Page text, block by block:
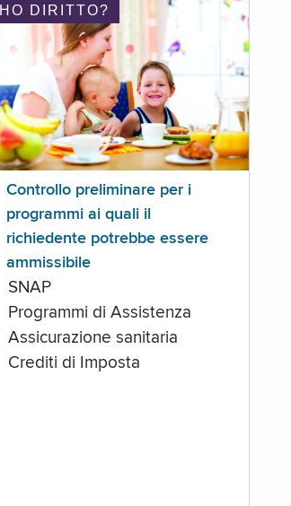
HO DIRITTO?
Controllo preliminare per i
programmi ai quali il
richiedente potrebbe essere
ammissibile
SNAP
Programmi di Assistenza
Assicurazione sanitaria
Crediti di Imposta